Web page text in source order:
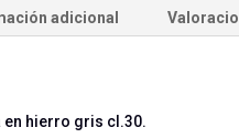
adicional
hierro gris cl.30.